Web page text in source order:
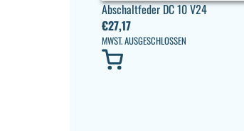
Abschaltfeder DC 10 V24
€27,17
MWST. AUSGESCHLOSSEN